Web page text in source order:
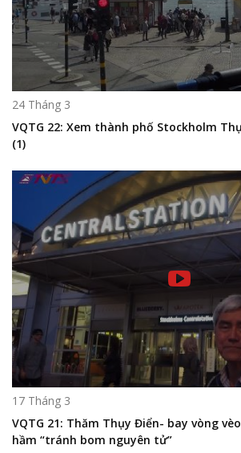
24 Tháng 3
VQTG 22: Xem thành phố Stockholm
(1)
17 Tháng 3
VQTG 21: Thăm Thụy Điển- bay vòng
hầm “tránh bom nguyên tử”